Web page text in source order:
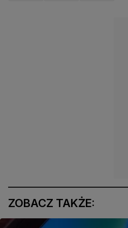
ZOBACZ TAKŻE: